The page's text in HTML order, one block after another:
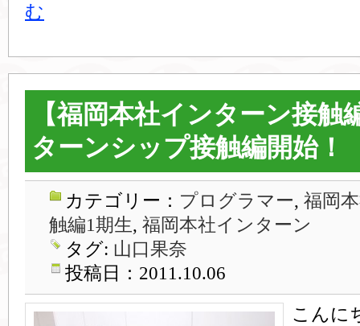
む
【福岡本社インターン接触
ターンシップ接触編開始！
カテゴリー： プログラマー, 福岡
触編1期生, 福岡本社インターン
タグ: 山口果奈
投稿日：2011.10.06
こんに